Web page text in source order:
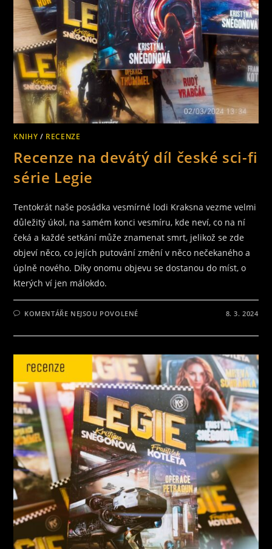
KNIHY / RECENZE
Recenze na devátý díl české sci-fi
série Legie
Tentokrát naše posádka vesmírné lodi Kraksna vezme velmi
důležitý úkol, na samém konci vesmíru, kde neví, co na ní
čeká a každé setkání může znamenat smrt, jelikož se zde
objeví něco, co jejích putování změní v něco nečekaného a
úplně nového. Díky onomu objevu se dostanou do míst, o
kterých ví jen málokdo.
KOMENTÁŘE NEJSOU POVOLENÉ
NÁZVEM
NA
DEVÁTÝ
DÍL
ČESKÉ
SCI-
FI
SÉRIE
LEGIE
8. 3. 2024